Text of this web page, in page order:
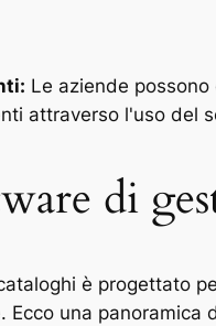
Le aziende
attraverso l'uso del
di
è progettato
una